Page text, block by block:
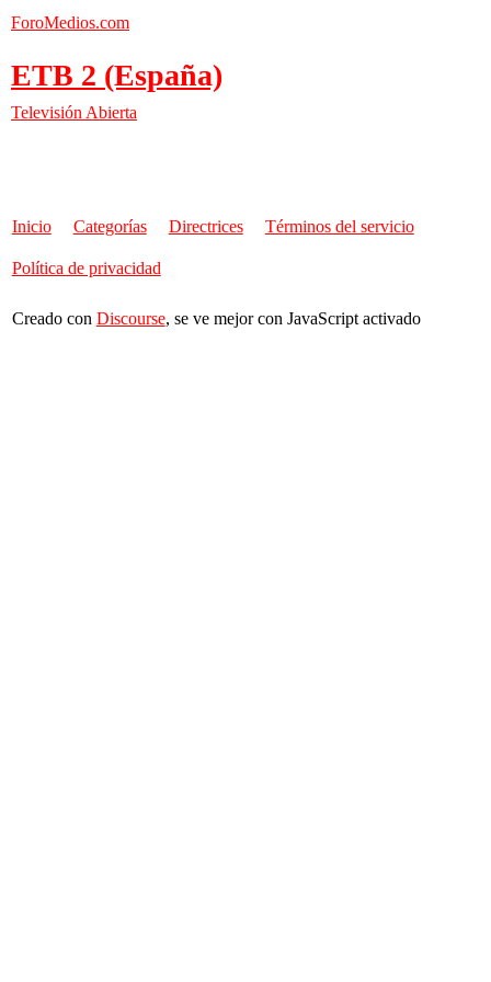
ForoMedios.com
ETB 2 (España)
Televisión Abierta
Inicio Categorías Directrices Términos del servicio
Política de privacidad
Creado con Discourse, se ve mejor con JavaScript activado